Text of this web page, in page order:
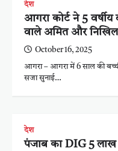
देश
आगरा कोर्ट ने 5
वाले अमित और निखिल
October 16, 2025
आगरा – आगरा में 6 साल की
सजा सुनाई…
देश
पंजाब का DIG 5 लाख